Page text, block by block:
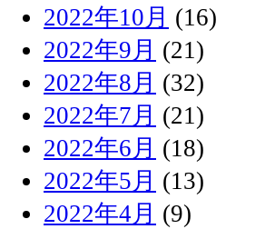
2022年10月 (16)
2022年9月 (21)
2022年8月 (32)
2022年7月 (21)
2022年6月 (18)
2022年5月 (13)
2022年4月 (9)